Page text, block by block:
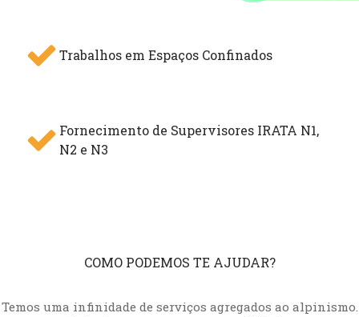
Trabalhos em Espaços Confinados
Fornecimento de Supervisores IRATA N1,
N2 e N3
COMO PODEMOS TE AJUDAR?
Temos uma infinidade de serviços agregados ao alpinismo.